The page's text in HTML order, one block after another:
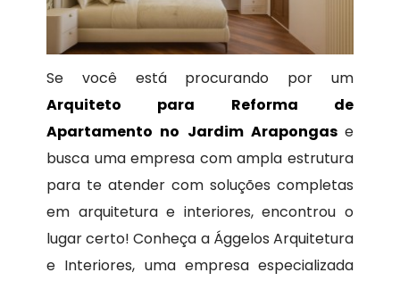
Se você está procurando por um
Arquiteto para Reforma de
Apartamento no Jardim Arapongas e
busca uma empresa com ampla estrutura
para te atender com soluções completas
em arquitetura e interiores, encontrou o
lugar certo! Conheça a Ággelos Arquitetura
e Interiores, uma empresa especializada